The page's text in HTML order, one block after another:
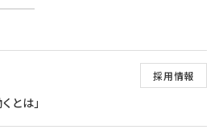
採用情報
とは」